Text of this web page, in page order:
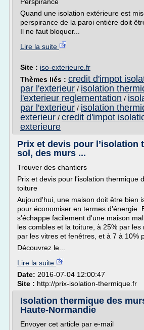
Quand une isolation extérieure est
perspirance de la paroi entière doit
Il ne faut bloquer...
Lire la suite
Site : iso-exterieure.fr
Thèmes liés : credit d'impot
par l'exterieur / isolation
l'exterieur reglementation /
par l'exterieur / isolation
exterieur / credit d'impot
exterieure
Prix et devis pour l’isolation
sol, des murs ...
Trouver des chantiers
Prix et devis pour l'isolation thermique
toiture
Aujourd'hui, une maison doit être bien
pour économiser en termes d'énergie.
s'échappe facilement d'une maison
les combles et la toiture, à 25% par les
par les vitres et fenêtres, et à 7 à 10%
Découvrez le...
Lire la suite
Date: 2016-07-04 12:00:47
Site : http://prix-isolation-thermique.fr
Isolation thermique des
Haute-Normandie
Envoyer cet article par e-mail